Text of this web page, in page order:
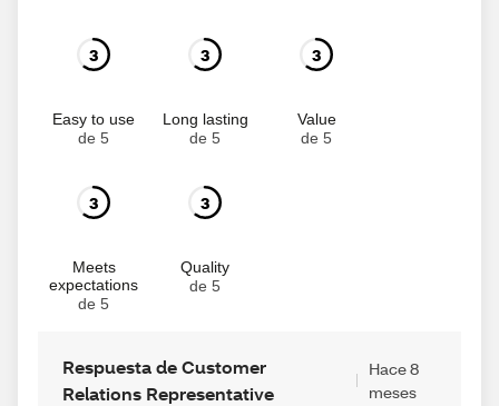
3
Easy to use
de 5
3
Long lasting
de 5
3
Value
de 5
3
Meets
expectations
de 5
3
Quality
de 5
Respuesta de Customer
Relations Representative
Hace 8
meses